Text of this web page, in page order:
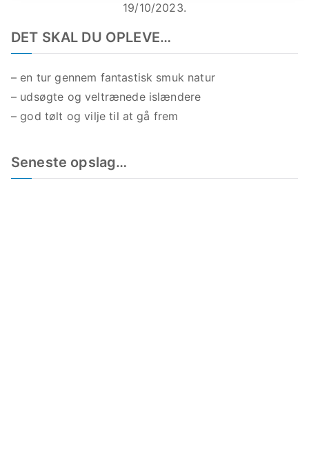
19/10/2023.
DET SKAL DU OPLEVE…
– en tur gennem fantastisk smuk natur
– udsøgte og veltrænede islændere
– god tølt og vilje til at gå frem
Seneste opslag…